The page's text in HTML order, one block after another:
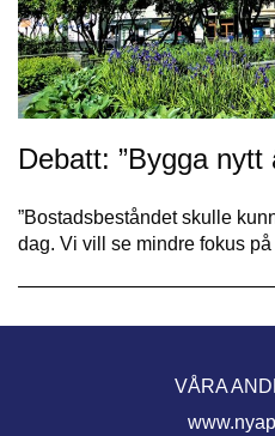
Debatt: ”Bygga nytt
”Bostadsbeståndet skulle
dag. Vi vill se mindre fokus
VÅRA